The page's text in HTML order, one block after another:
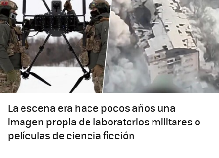
La escena era hace pocos años una
imagen propia de laboratorios militares o
películas de ciencia ficción